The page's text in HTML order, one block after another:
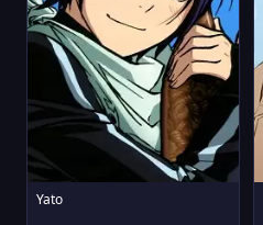
Yato